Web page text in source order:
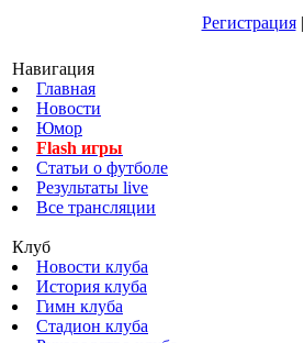
Регистрация|
Навигация
Главная
Новости
Юмор
Flash игры
Статьи о футболе
Результаты live
Все трансляции
Клуб
Новости клуба
История клуба
Гимн клуба
Стадион клуба